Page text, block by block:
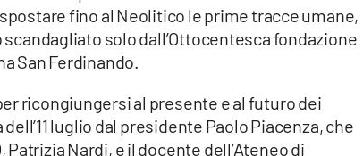
fino al Neolitico le prime tracce umane,
solo dall’Ottocentesca fondazione
San Ferdinando.
ricongiungersi al presente e al futuro dei
luglio dal presidente Paolo Piacenza, che
Nardi, e il docente dell’Ateneo di